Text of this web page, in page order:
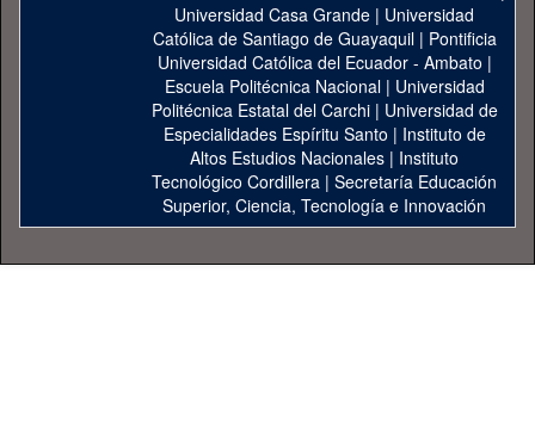
Universidad Casa Grande | Universidad
Católica de Santiago de Guayaquil| Pontificia
Universidad Católica del Ecuador - Ambato |
Escuela Politécnica Nacional| Universidad
Politécnica Estatal del Carchi| Universidad de
Especialidades Espíritu Santo | Instituto de
Altos Estudios Nacionales | Instituto
Tecnológico Cordillera | Secretaría Educación
Superior, Ciencia, Tecnología e Innovación